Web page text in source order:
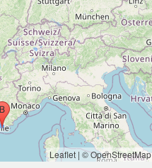
Leaflet | © OpenStreetMap